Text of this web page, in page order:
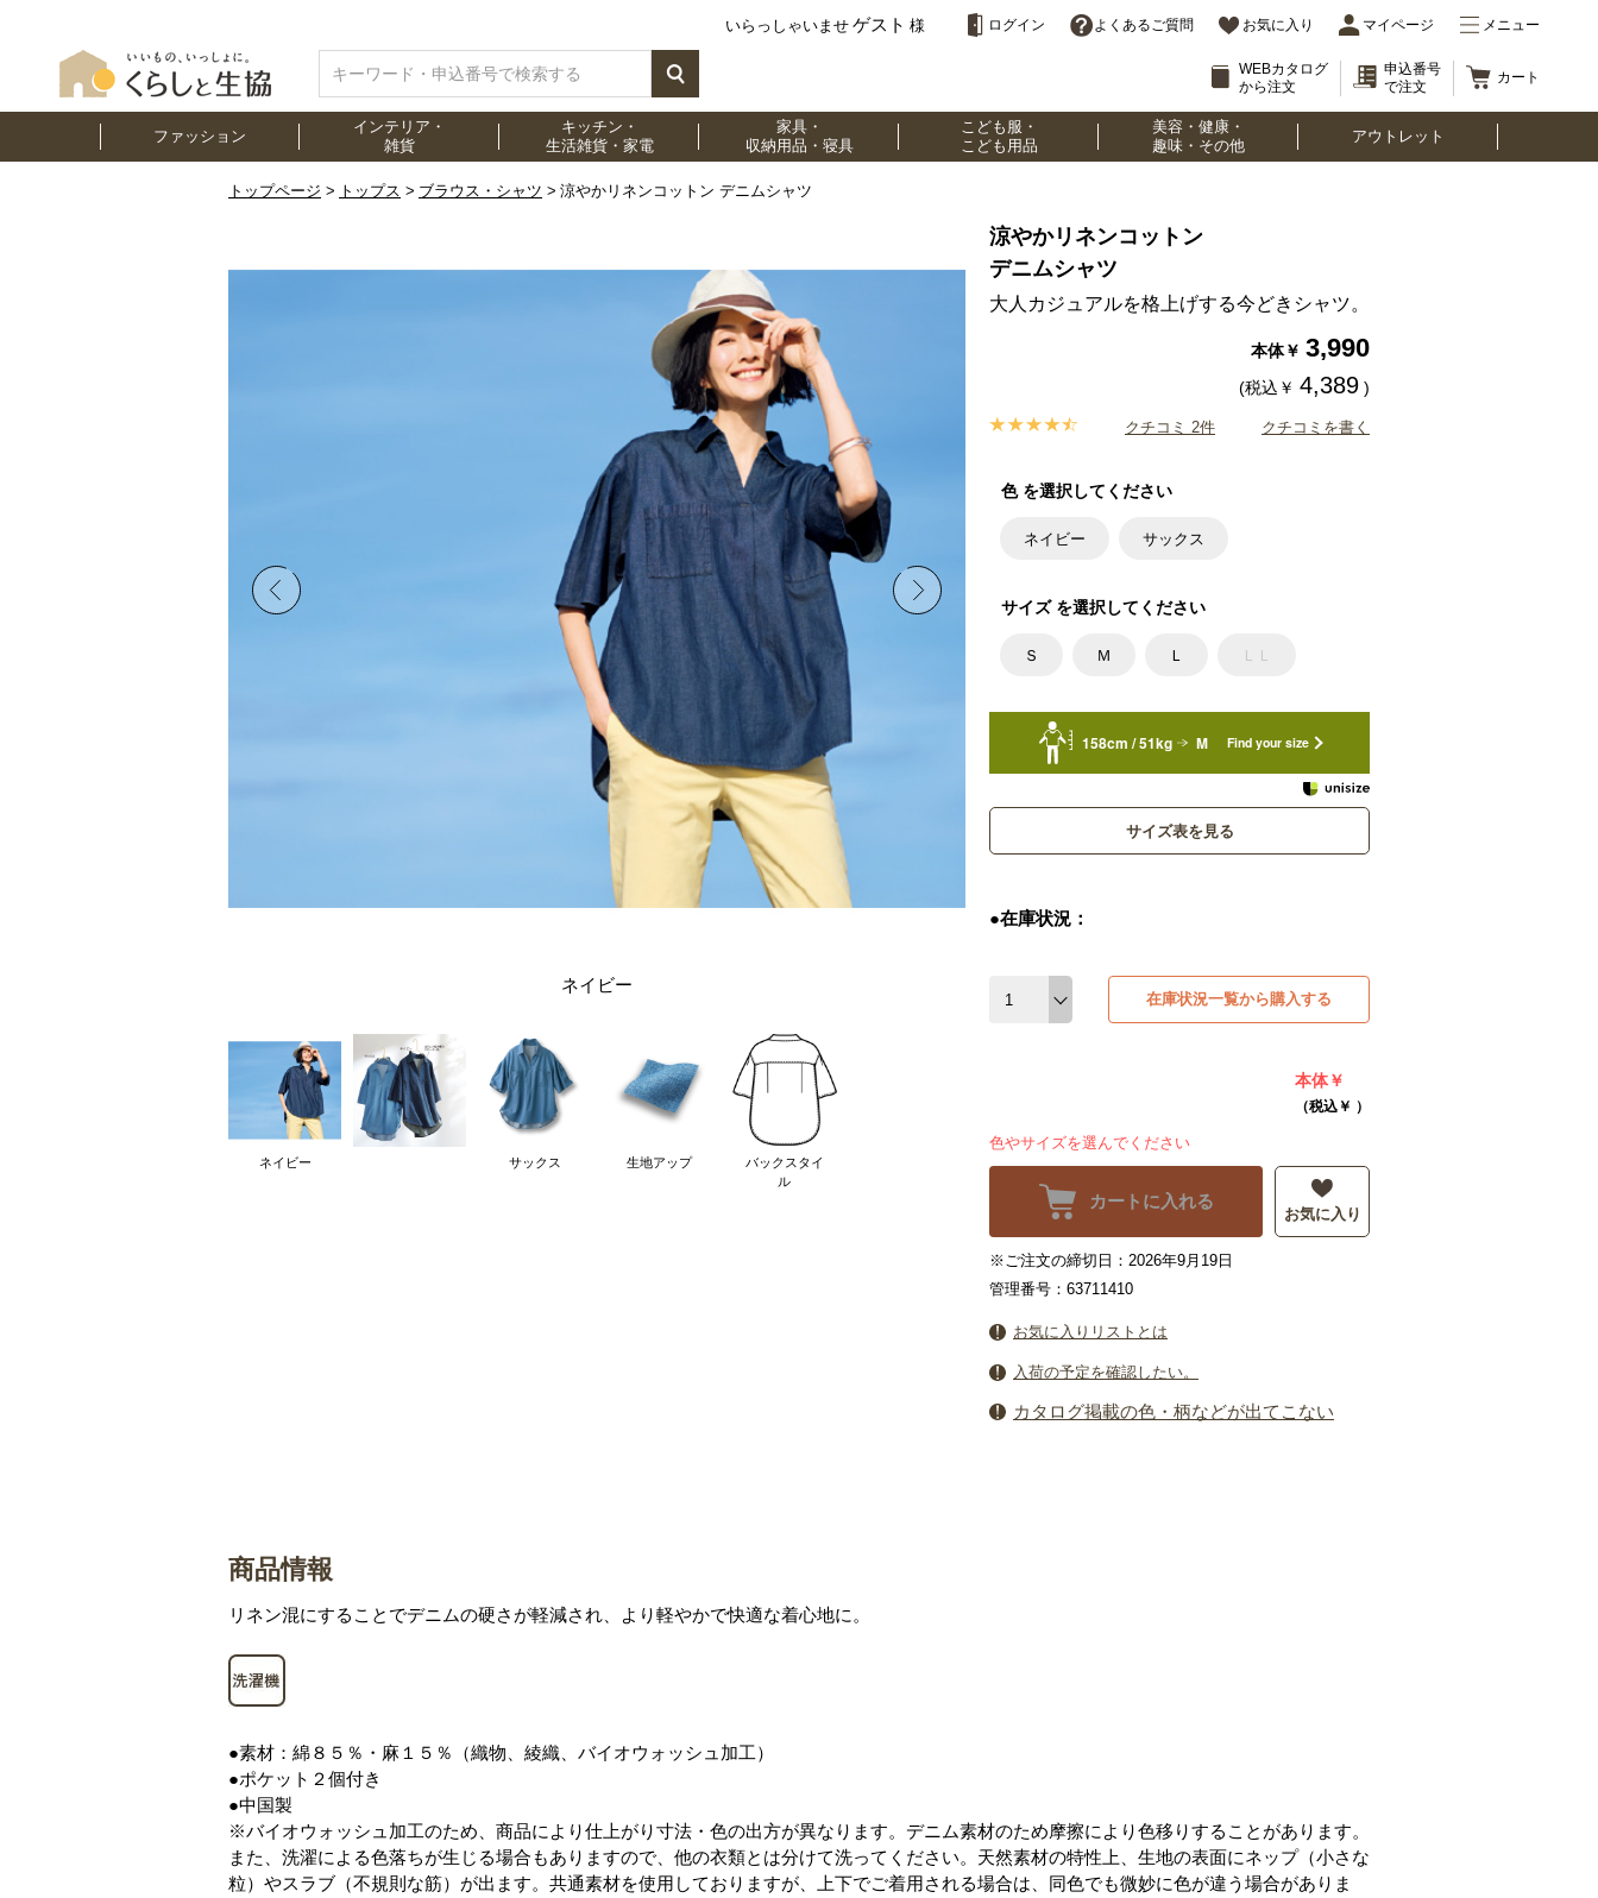
いらっしゃいませ ゲスト 様 ログイン よくあるご質問 お気に入り マイページ メニュー
WEBカタログ
から注文
申込番号
で注文
カート
ファッション
インテリア・
雑貨
キッチン・
生活雑貨・家電
家具・
収納用品・寝具
こども服・
こども用品
美容・健康・
趣味・その他
アウトレット
トップページ トップス ブラウス・シャツ 涼やかリネンコットン デニムシャツ
ネイビー
ネイビー サックス 生地アップ
バックスタイ
ル
涼やかリネンコットン
デニムシャツ
大人カジュアルを格上げする今どきシャツ。
本体￥ 3,990
(税込￥ 4,389 )
クチコミ 2件 クチコミを書く
色 を選択してください
ネイビー サックス
サイズ を選択してください
Ｓ Ｍ Ｌ ＬＬ
158cm / 51kg M Find your size
サイズ表を見る
●在庫状況：
在庫状況一覧から購入する
本体￥
（税込￥ ）
色やサイズを選んでください
カートに入れる
お気に入り
※ご注文の締切日：2026年9月19日
管理番号：63711410
お気に入りリストとは
入荷の予定を確認したい。
カタログ掲載の色・柄などが出てこない
商品情報
リネン混にすることでデニムの硬さが軽減され、より軽やかで快適な着心地に。
●素材：綿８５％・麻１５％（織物、綾織、バイオウォッシュ加工）
●ポケット２個付き
●中国製
※バイオウォッシュ加工のため、商品により仕上がり寸法・色の出方が異なります。デニム素材のため摩擦により色移りすることがあります。
また、洗濯による色落ちが生じる場合もありますので、他の衣類とは分けて洗ってください。天然素材の特性上、生地の表面にネップ（小さな
粒）やスラブ（不規則な筋）が出ます。共通素材を使用しておりますが、上下でご着用される場合は、同色でも微妙に色が違う場合がありま